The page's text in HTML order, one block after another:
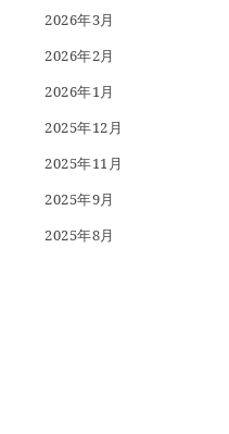
2026年3月
2026年2月
2026年1月
2025年12月
2025年11月
2025年9月
2025年8月